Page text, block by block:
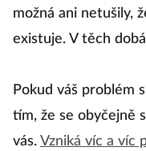
možná ani netušily,
existuje. V těch
Pokud váš problém
tím, že se obyčejně
vás. Vzniká víc a víc